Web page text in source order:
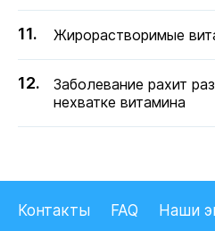
Жирорастворимые
Заболевание рахит
нехватке витамина
Контакты FAQ
Наши